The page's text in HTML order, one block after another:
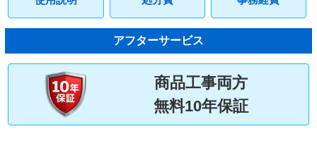
アフターサービス
商品工事両方
無料10年保証